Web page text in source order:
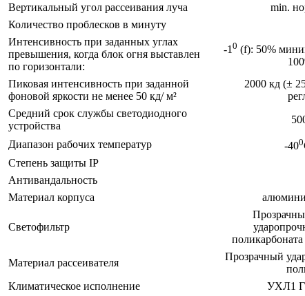
Вертикальный угол рассеивания луча
min.
Количество проблесков в минуту
Интенсивность при заданных углах
превышения, когда блок огня выставлен
по горизонтали:
-1 0 (f): 50%
Пиковая интенсивность при заданной
фоновой яркости не менее 50 кд/ м²
2000 кд (±
Средний срок службы светодиодного
устройства
Диапазон рабочих температур -400
Степень защиты IP
Антивандальность
Материал корпуса
Светофильтр
Материал рассеивателя
Прозрачный
Климатическое исполнение
УХЛ1